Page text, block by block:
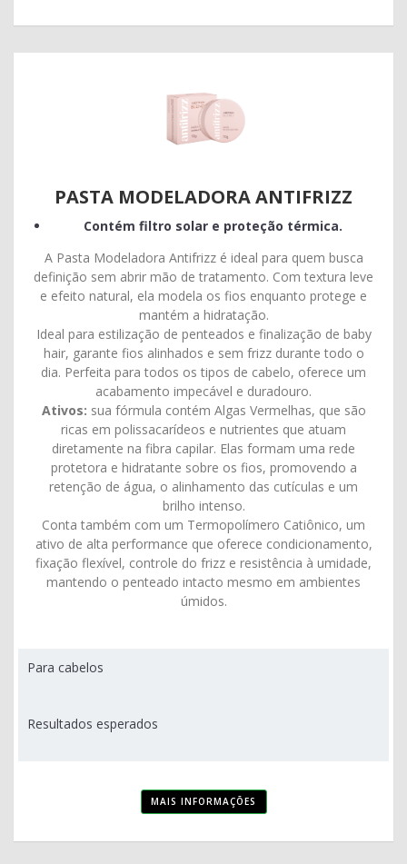
PASTA MODELADORA ANTIFRIZZ
Contém filtro solar e proteção térmica.
A Pasta Modeladora Antifrizz é ideal para quem busca
definição sem abrir mão de tratamento. Com textura leve
e efeito natural, ela modela os fios enquanto protege e
mantém a hidratação.
Ideal para estilização de penteados e finalização de baby
hair, garante fios alinhados e sem frizz durante todo o
dia. Perfeita para todos os tipos de cabelo, oferece um
acabamento impecável e duradouro.
Ativos: sua fórmula contém Algas Vermelhas, que são
ricas em polissacarídeos e nutrientes que atuam
diretamente na fibra capilar. Elas formam uma rede
protetora e hidratante sobre os fios, promovendo a
retenção de água, o alinhamento das cutículas e um
brilho intenso.
Conta também com um Termopolímero Catiônico, um
ativo de alta performance que oferece condicionamento,
fixação flexível, controle do frizz e resistência à umidade,
mantendo o penteado intacto mesmo em ambientes
úmidos.
Para cabelos
Resultados esperados
MAIS INFORMAÇÕES